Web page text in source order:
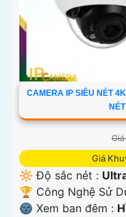
CAMERA IP SIÊU NÉT
Giá
🔆 Độ sắc nét :
🏆 Công Nghệ Sử
🌚 Xem ban đêm :